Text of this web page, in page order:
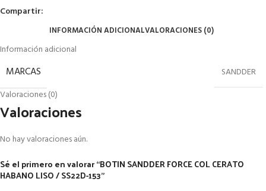
Compartir:
INFORMACIÓN ADICIONALVALORACIONES (0)
Información adicional
MARCAS
SANDDER
Valoraciones (0)
Valoraciones
No hay valoraciones aún.
Sé el primero en valorar “BOTIN SANDDER FORCE COL CERATO
HABANO LISO / SS22D-153”